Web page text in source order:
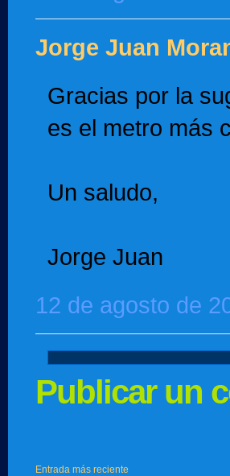
Jorge Juan
Gracias por la
es el metro más
Un saludo,
Jorge Juan
12 de agosto de
Publicar un
Entrada más reciente